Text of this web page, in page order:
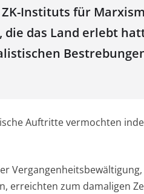
Instituts für
die das Land erlebt
Auftritte vermochten
erreichten zum damaligen